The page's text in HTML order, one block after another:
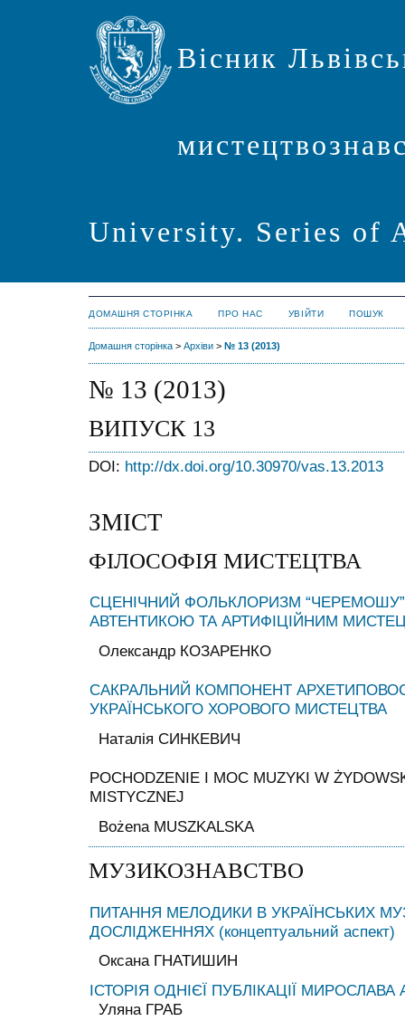
Вісник
University. Series of
ДОМАШНЯ СТОРІНКА ПРО НАС УВІЙТИ ПОШУК
Домашня сторінка > Архіви > № 13 (2013)
№ 13 (2013)
ВИПУСК 13
DOI: http://dx.doi.org/10.30970/vas.13.2013
ЗМІСТ
ФІЛОСОФІЯ МИСТЕЦТВА
СЦЕНІЧНИЙ ФОЛЬКЛОРИЗМ
АВТЕНТИКОЮ ТА АРТИФІЦІЙНИМ
Олександр КОЗАРЕНКО
САКРАЛЬНИЙ КОМПОНЕНТ
УКРАЇНСЬКОГО ХОРОВОГО МИСТЕЦТВА
Наталія СИНКЕВИЧ
POCHODZENIE I MOC MUZYKI W
MISTYCZNEJ
Bożena MUSZKALSKA
МУЗИКОЗНАВСТВО
ПИТАННЯ МЕЛОДИКИ В УКРАЇНСЬКИХ
ДОСЛІДЖЕННЯХ (концептуальний аспект)
Оксана ГНАТИШИН
ІСТОРІЯ ОДНІЄЇ ПУБЛІКАЦІЇ
Уляна ГРАБ